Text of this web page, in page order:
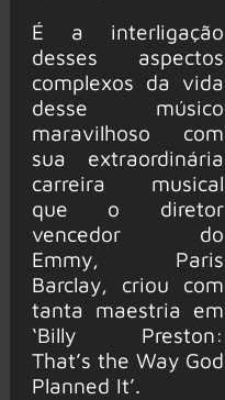
É a interligação
desses aspectos
complexos da vida
desse músico
maravilhoso com
sua extraordinária
carreira musical
que o diretor
vencedor do
Emmy, Paris
Barclay, criou com
tanta maestria em
‘Billy Preston:
That’s the Way God
Planned It’.